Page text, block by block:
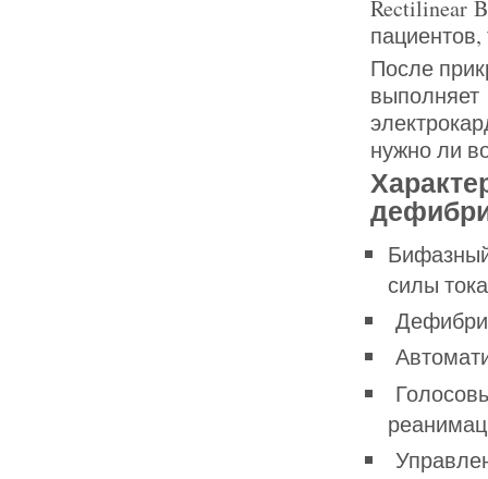
Rectilinear
После
нужно ли
силы тока